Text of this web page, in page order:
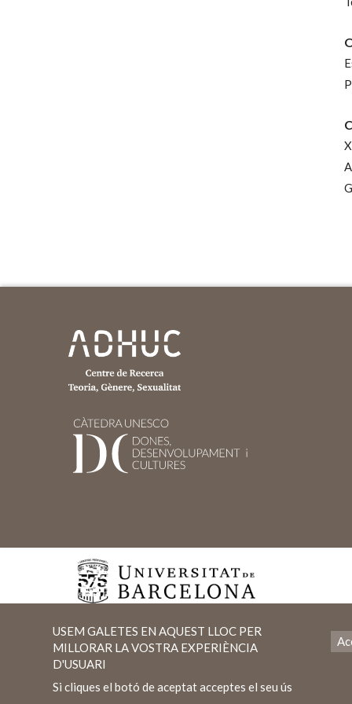
USEM GALETES EN AQUEST LLOC PER
MILLORAR LA VOSTRA EXPERIÈNCIA
D'USUARI
Si cliques el botó de aceptat acceptes el seu ús